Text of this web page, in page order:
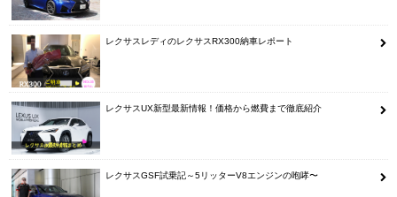
レクサスレディのレクサスRX300納車レポート
レクサスUX新型最新情報！価格から燃費まで徹底紹介
レクサスGSF試乗記～5リッターV8エンジンの咆哮〜